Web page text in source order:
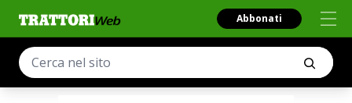
Abbonati